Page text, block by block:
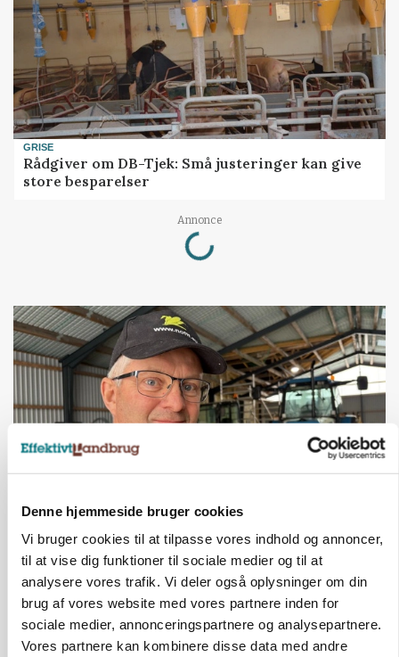
Denne hjemmeside bruger cookies
Vi bruger cookies til at tilpasse vores indhold og annoncer,
til at vise dig funktioner til sociale medier og til at
analysere vores trafik. Vi deler også oplysninger om din
brug af vores website med vores partnere inden for
sociale medier, annonceringspartnere og analysepartnere.
Vores partnere kan kombinere disse data med andre
GRISE
Rådgiver om DB-Tjek: Små justeringer kan give
store besparelser
Annonce
Loading...
»Nu stopper I«: Landbrugsdebattør og
protestgruppe vil demonstrere mod ny
gødskningslov